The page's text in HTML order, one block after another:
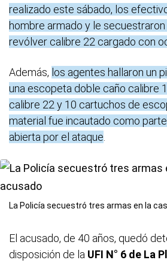
realizado este sábado, los
hombre armado y le secuestraron
revólver calibre 22 cargado con
Además, los agentes hallaron un
una escopeta doble caño calibre
calibre 22 y 10 cartuchos de
material fue incautado como
abierta por el ataque
La Policía secuestró tres armas en la
El acusado, de 40 años, quedó
disposición de la UFI N° 6 de La